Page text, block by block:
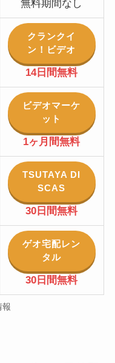
無料期間なし
クランクイ
ン！ビデオ
14日間無料
ビデオマーケ
ット
1ヶ月間無料
TSUTAYA DI
SCAS
30日間無料
ゲオ宅配レン
タル
30日間無料
報